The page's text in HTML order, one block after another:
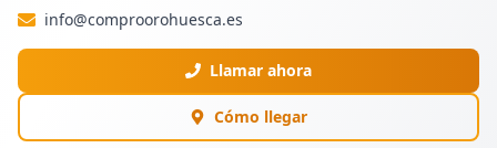
info@comproorohuesca.es
Llamar ahora
Cómo llegar